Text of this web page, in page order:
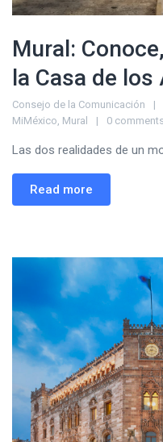
Mural:
la Casa de los
Consejo de la Comunicación
MiMéxico Mural 0
Las dos realidades de un
Read more